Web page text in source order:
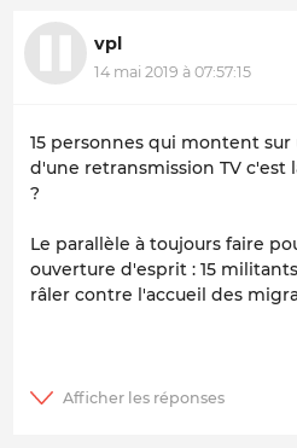
vpl
14 mai 2019 à 07:57:15
15 personnes qui montent
d'une retransmission TV c'est
?
Le parallèle à toujours faire
ouverture d'esprit : 15
râler contre l'accueil des